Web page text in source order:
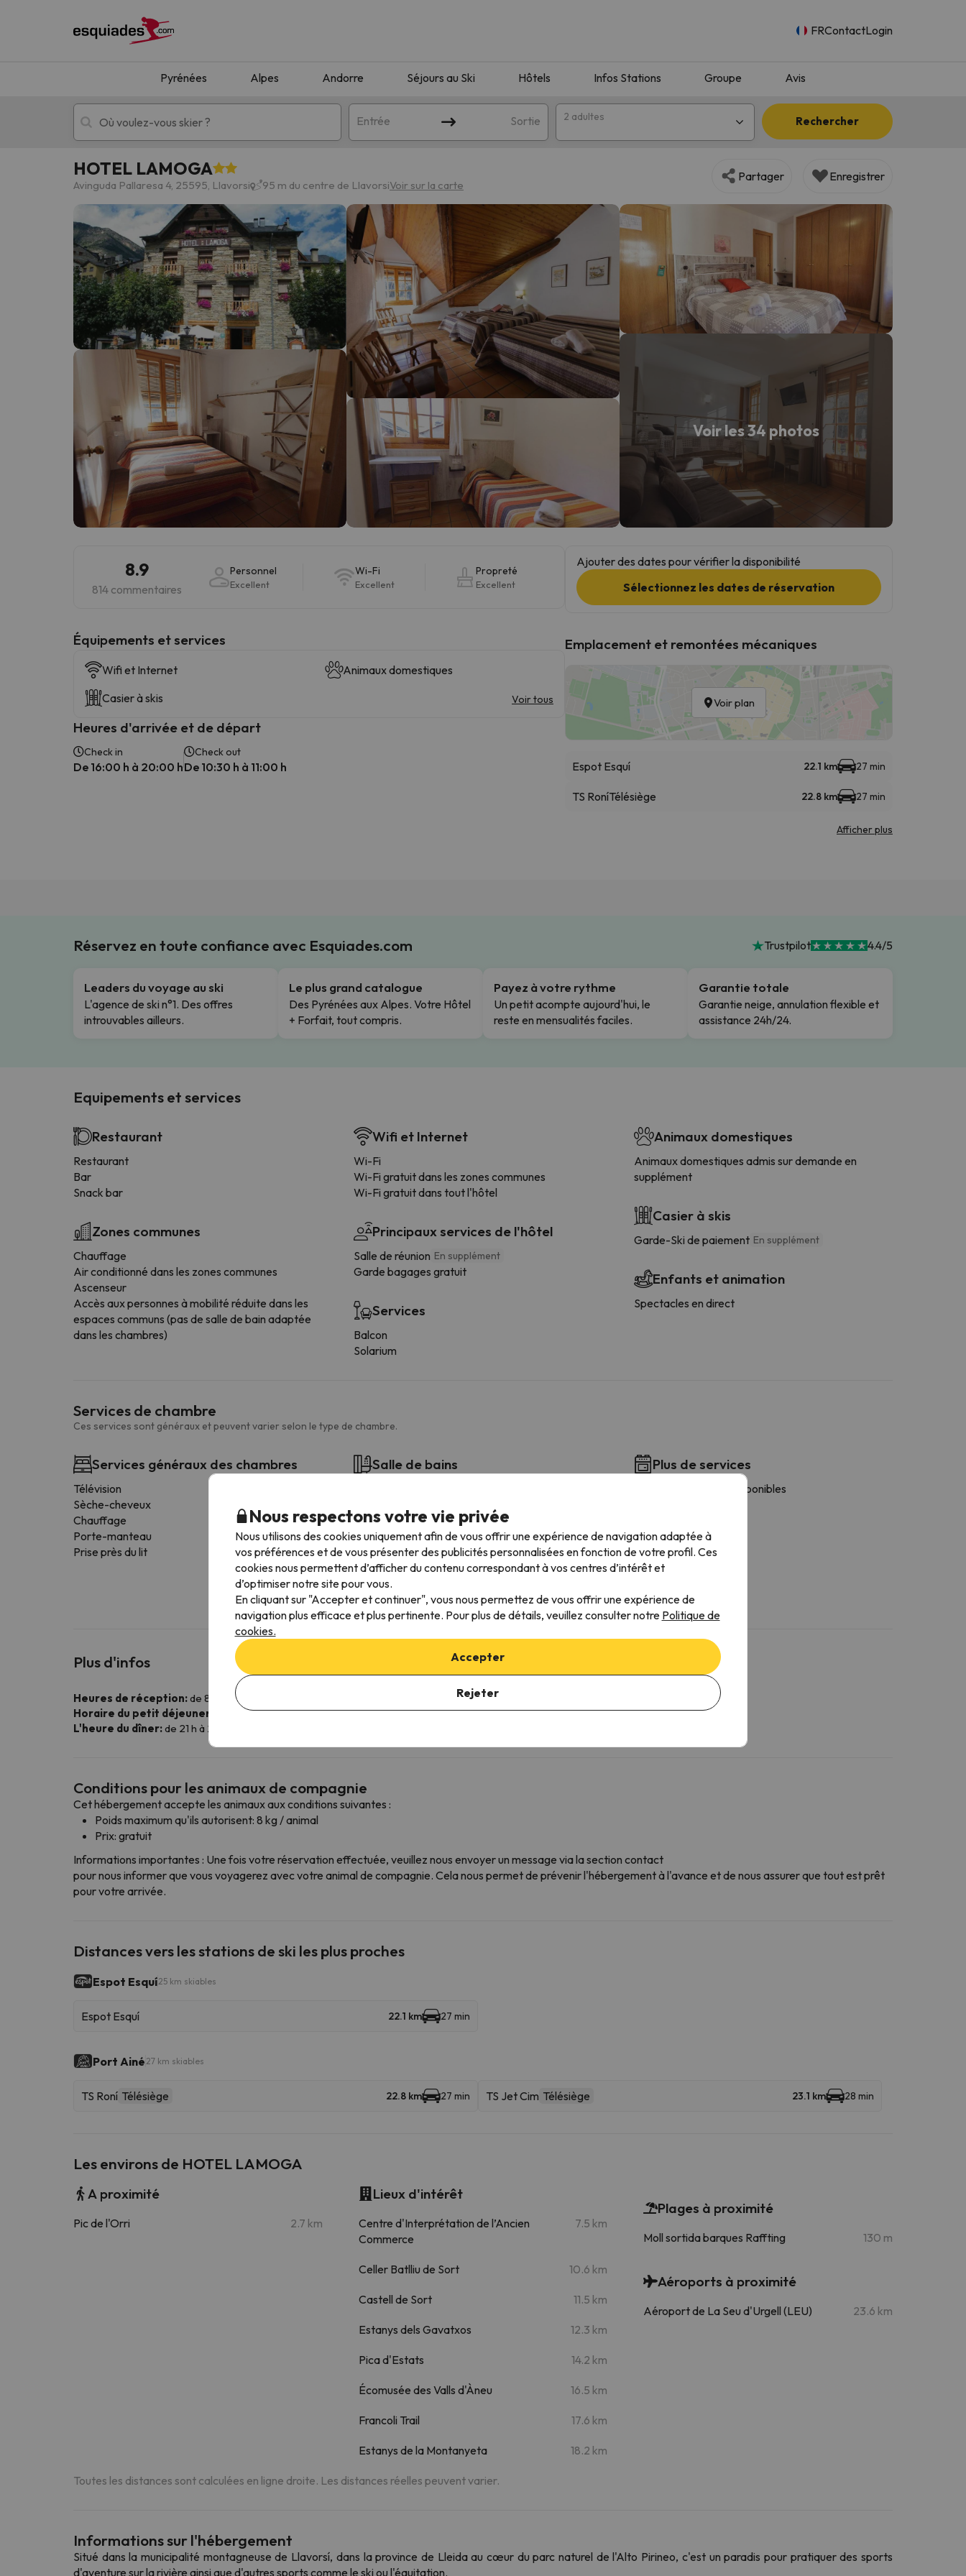
FRContactLogin
Pyrénées Alpes Andorre Séjours au Ski Hôtels Infos Stations Groupe Avis
Entrée Sortie 2 adultes Rechercher
Séjours au ski Séjours montagne
Oups, nous n'avons pas trouvé de résultats correspondant à votre recherche. Essayez de modifier la destination.
Il semble que notre chercheur se soit égaré. Dès qu'il aura retrouvé sa boussole, il reviendra.
HOTEL LAMOGA
Avinguda Pallaresa 4, 25595, Llavorsi 95 m du centre de LlavorsiVoir sur la carte
Partager Enregistrer
Voir les 34 photos
8.9
814 commentaires
Personnel
Excellent
Wi-Fi
Excellent
Propreté
Excellent
​Équipements et services
Wifi et Internet
Animaux domestiques
Casier à skis
Voir tous
Heures d'arrivée et de départ
Check in
De 16:00 h à 20:00 h
Check out
De 10:30 h à 11:00 h
Ajouter des dates pour vérifier la disponibilité
Sélectionnez les dates de réservation
Emplacement et remontées mécaniques
Voir plan
Espot Esquí 22.1 km 27 min
TS RoníTélésiège 22.8 km 27 min
Afficher plus
Réservez en toute confiance avec Esquiades.com Trustpilot 4.4/5
Leaders du voyage au ski
L'agence de ski n°1. Des offres
introuvables ailleurs.
Le plus grand catalogue
Des Pyrénées aux Alpes. Votre Hôtel
+ Forfait, tout compris.
Payez à votre rythme
Un petit acompte aujourd'hui, le
reste en mensualités faciles.
Garantie totale
Garantie neige, annulation flexible et
assistance 24h/24.
Equipements et services
Restaurant
Restaurant
Bar
Snack bar
Zones communes
Chauffage
Air conditionné dans les zones communes
Ascenseur
Accès aux personnes à mobilité réduite dans les
espaces communs (pas de salle de bain adaptée
dans les chambres)
Wifi et Internet
Wi-Fi
Wi-Fi gratuit dans les zones communes
Wi-Fi gratuit dans tout l'hôtel
Principaux services de l'hôtel
Salle de réunion En supplément
Garde bagages gratuit
Services
Balcon
Solarium
Animaux domestiques
Animaux domestiques admis sur demande en
supplément
Casier à skis
Garde-Ski de paiement En supplément
Enfants et animation
Spectacles en direct
Services de chambre
Ces services sont généraux et peuvent varier selon le type de chambre.
Services généraux des chambres
Télévision
Sèche-cheveux
Chauffage
Porte-manteau
Prise près du lit
Salle de bains
Douche ou baignoire
Salle de bain privée
Bidet
Papier hygiénique
Shampooing
Gel douche
Plus de services
Des serviettes sont disponibles
Plus d'infos
Heures de réception:de 8 h 30 à 17 h 00 et de 19 h 00 à 23 h 00
Horaire du petit déjeuner:
de 8h30 à 10h30
L'heure du dîner:de 21 h à 22 h 30
Conditions pour les animaux de compagnie
Cet hébergement accepte les animaux aux conditions suivantes :
Poids maximum qu'ils autorisent: 8 kg / animal
Prix: gratuit
Informations importantes : Une fois votre réservation effectuée, veuillez nous envoyer un message via la section contact
pour nous informer que vous voyagerez avec votre animal de compagnie. Cela nous permet de prévenir l'hébergement à l'avance et de nous assurer que tout est prêt
pour votre arrivée.
Distances vers les stations de ski les plus proches
Espot Esquí25 km skiables
Espot Esquí 22.1 km 27 min
Port Ainé 27 km skiables
TS Roní Télésiège 22.8 km 27 min TS Jet Cim Télésiège 23.1 km 28 min
Les environs de HOTEL LAMOGA
A proximité
Pic de l'Orri 2.7 km
Lieux d'intérêt
Centre d'Interprétation de l’Ancien
Commerce
7.5 km
Celler Batlliu de Sort 10.6 km
Castell de Sort 11.5 km
Estanys dels Gavatxos 12.3 km
Pica d'Estats 14.2 km
Écomusée des Valls d'Àneu 16.5 km
Francoli Trail 17.6 km
Estanys de la Montanyeta 18.2 km
Plages à proximité
Moll sortida barques Raffting 130 m
Aéroports à proximité
Aéroport de La Seu d'Urgell (LEU) 23.6 km
Toutes les distances sont calculées en ligne droite. Les distances réelles peuvent varier.
Informations sur l'hébergement
Situé dans la municipalité montagneuse de Llavorsí, dans la province de Lleida au cœur du parc naturel de l'Alto Pirineo, c'est un paradis pour pratiquer des sports
d'aventure sur la rivière ainsi que d'autres sports comme le ski ou l'équitation.
Nous respectons votre vie privée
Nous utilisons des cookies uniquement afin de vous offrir une expérience de navigation adaptée à
vos préférences et de vous présenter des publicités personnalisées en fonction de votre profil. Ces
cookies nous permettent d’afficher du contenu correspondant à vos centres d’intérêt et
d’optimiser notre site pour vous.
En cliquant sur "Accepter et continuer", vous nous permettez de vous offrir une expérience de
navigation plus efficace et plus pertinente. Pour plus de détails, veuillez consulter notre Politique de
cookies.
Accepter
Rejeter